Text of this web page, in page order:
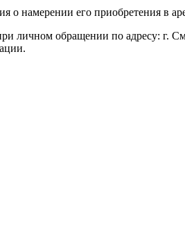
о намерении его приобретения в
личном обращении по адресу: г.